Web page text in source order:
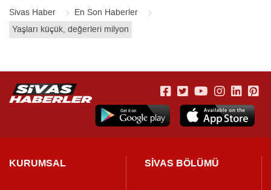
Sivas Haber
En Son Haberler
Yaşları küçük, değerleri milyon
KURUMSAL SİVAS BÖLÜMÜ